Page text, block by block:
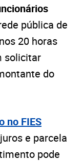
pública de
20 horas
solicitar
do
no FIES
e parcela
pode